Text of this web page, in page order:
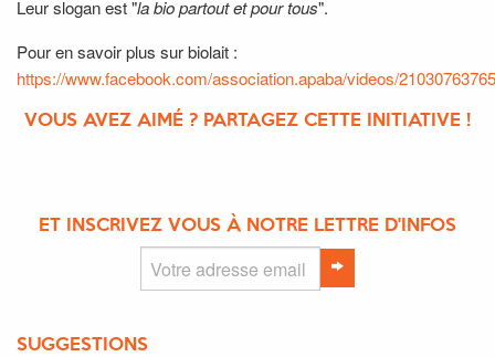
Leur slogan est"la bio partout et pour tous".
Pour en savoir plus sur biolait :
https://www.facebook.com/association.apaba/videos/
VOUS AVEZ AIMÉ ? PARTAGEZ CETTE INITIATIVE !
ET INSCRIVEZ VOUS À NOTRE LETTRE D'INFOS
SUGGESTIONS